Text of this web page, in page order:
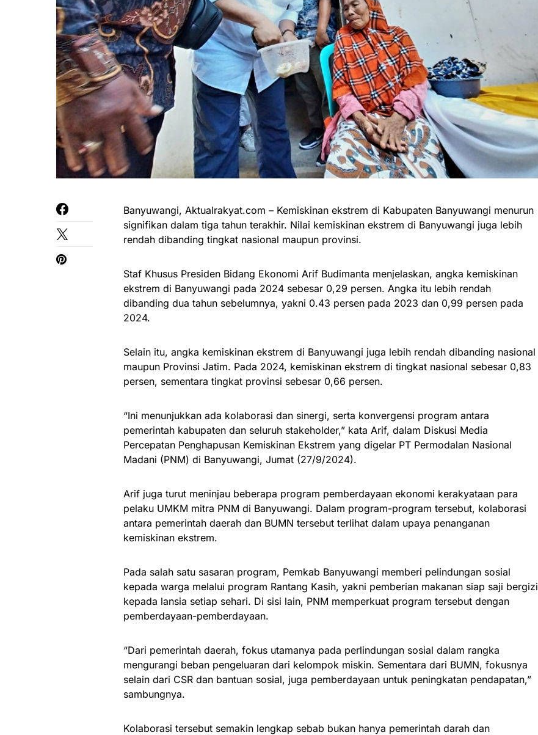
Banyuwangi, Aktualrakyat.com – Kemiskinan ekstrem di Kabupaten Banyuwangi menurun
signifikan dalam tiga tahun terakhir. Nilai kemiskinan ekstrem di Banyuwangi juga lebih
rendah dibanding tingkat nasional maupun provinsi.
Staf Khusus Presiden Bidang Ekonomi Arif Budimanta menjelaskan, angka kemiskinan
ekstrem di Banyuwangi pada 2024 sebesar 0,29 persen. Angka itu lebih rendah
dibanding dua tahun sebelumnya, yakni 0.43 persen pada 2023 dan 0,99 persen pada
2024.
Selain itu, angka kemiskinan ekstrem di Banyuwangi juga lebih rendah dibanding nasional
maupun Provinsi Jatim. Pada 2024, kemiskinan ekstrem di tingkat nasional sebesar 0,83
persen, sementara tingkat provinsi sebesar 0,66 persen.
“Ini menunjukkan ada kolaborasi dan sinergi, serta konvergensi program antara
pemerintah kabupaten dan seluruh stakeholder,” kata Arif, dalam Diskusi Media
Percepatan Penghapusan Kemiskinan Ekstrem yang digelar PT Permodalan Nasional
Madani (PNM) di Banyuwangi, Jumat (27/9/2024).
Arif juga turut meninjau beberapa program pemberdayaan ekonomi kerakyataan para
pelaku UMKM mitra PNM di Banyuwangi. Dalam program-program tersebut, kolaborasi
antara pemerintah daerah dan BUMN tersebut terlihat dalam upaya penanganan
kemiskinan ekstrem.
Pada salah satu sasaran program, Pemkab Banyuwangi memberi pelindungan sosial
kepada warga melalui program Rantang Kasih, yakni pemberian makanan siap saji bergizi
kepada lansia setiap sehari. Di sisi lain, PNM memperkuat program tersebut dengan
pemberdayaan-pemberdayaan.
“Dari pemerintah daerah, fokus utamanya pada perlindungan sosial dalam rangka
mengurangi beban pengeluaran dari kelompok miskin. Sementara dari BUMN, fokusnya
selain dari CSR dan bantuan sosial, juga pemberdayaan untuk peningkatan pendapatan,”
sambungnya.
Kolaborasi tersebut semakin lengkap sebab bukan hanya pemerintah darah dan